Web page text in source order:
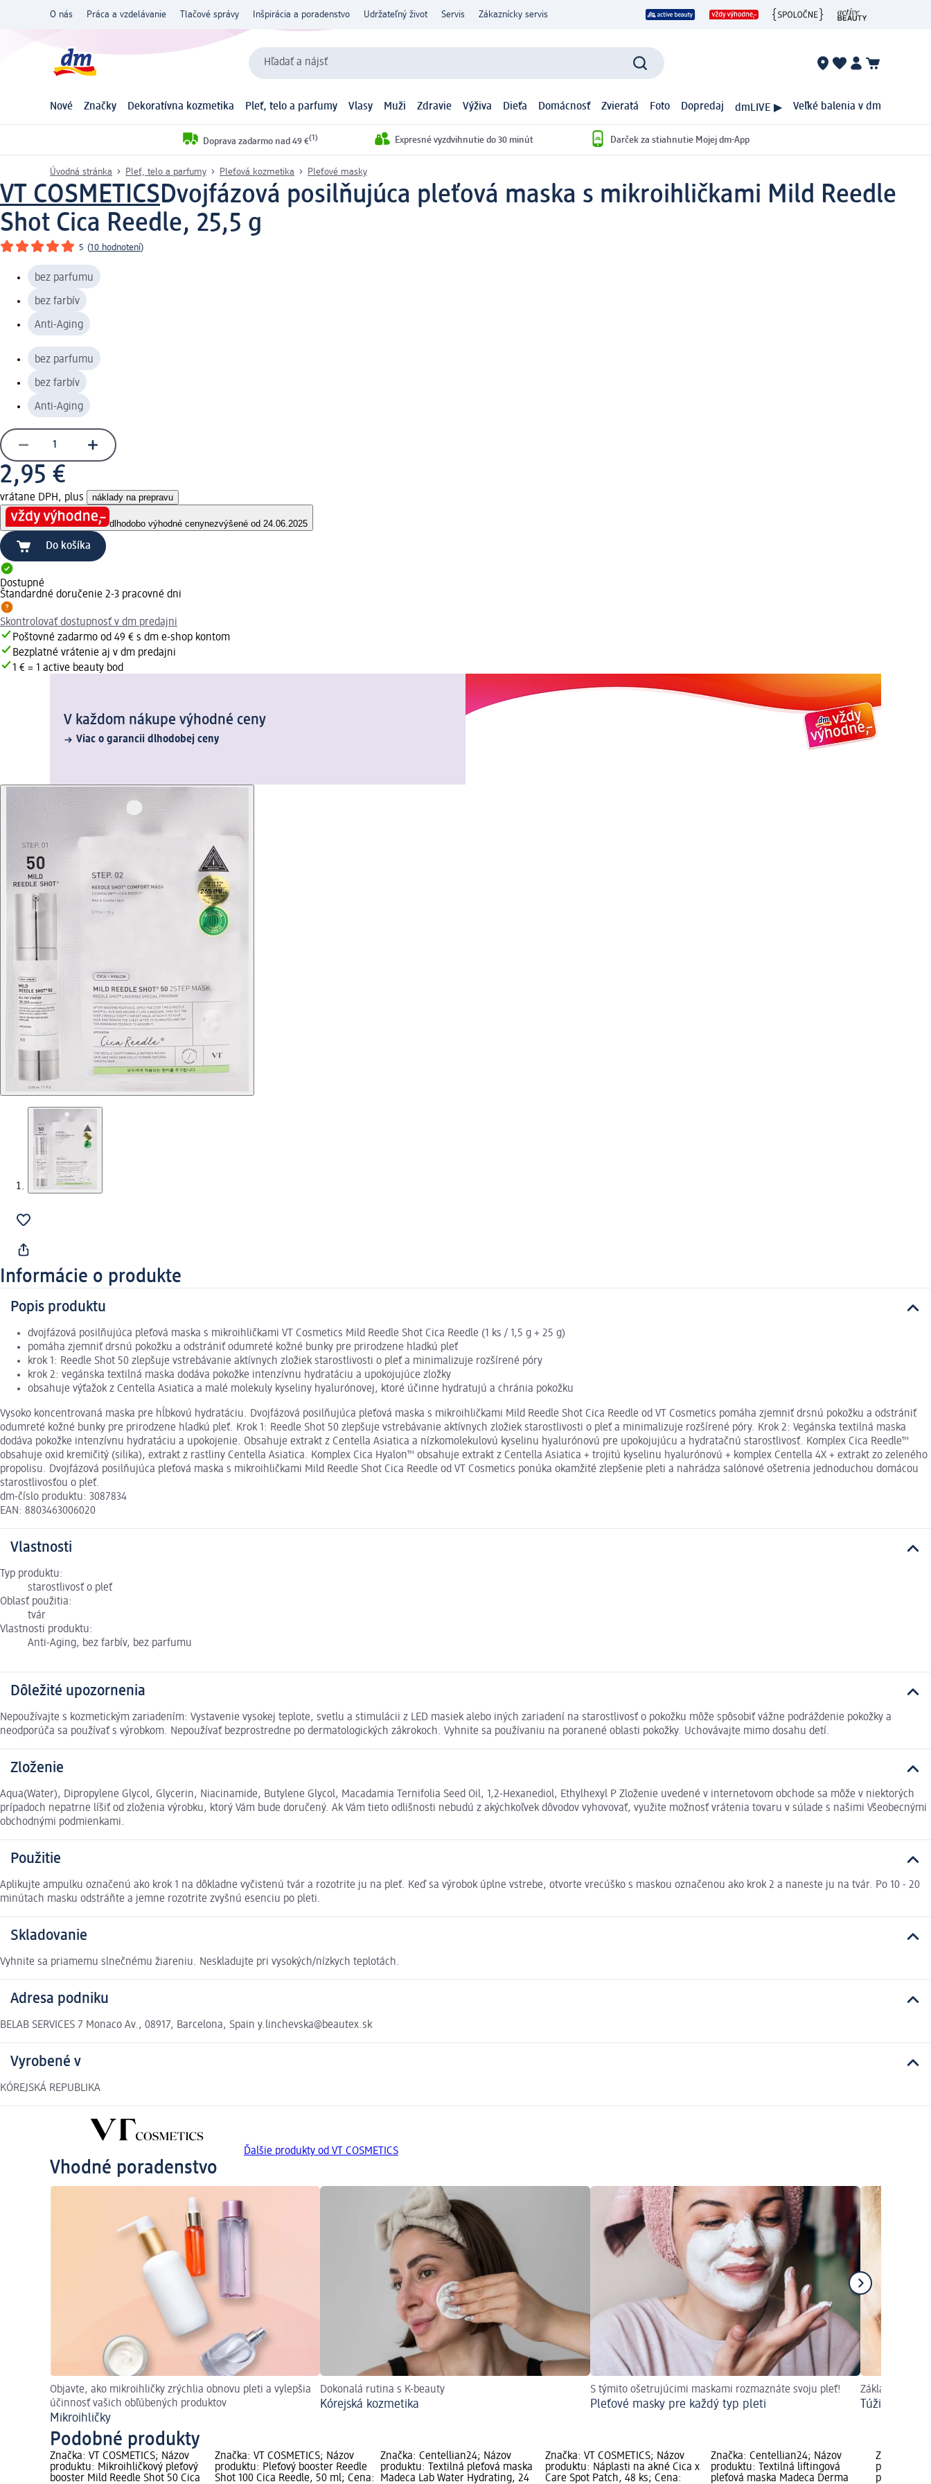
O nás Práca a vzdelávanie Tlačové správy Inšpirácia a poradenstvo Udržateľný život Servis Zákaznícky servis
Hľadať a nájsť
Nové Značky Dekoratívna kozmetika Pleť, telo a parfumy Vlasy Muži Zdravie Výživa Dieťa Domácnosť Zvieratá Foto Dopredaj dmLIVE ▶ Veľké balenia v dm
Doprava zadarmo nad 49 €(1) Expresné vyzdvihnutie do 30 minút Darček za stiahnutie Mojej dm-App
Úvodná stránka Pleť, telo a parfumy Pleťová kozmetika Pleťové masky
VT COSMETICSDvojfázová posilňujúca pleťová maska s mikroihličkami Mild Reedle
Shot Cica Reedle, 25,5 g
5 (10 hodnotení)
bez parfumu
bez farbív
Anti-Aging
bez parfumu
bez farbív
Anti-Aging
2,95 €
vrátane DPH, plus náklady na prepravu
dlhodobo výhodné cenynezvýšené od 24.06.2025
Do košíka
Dostupné
Štandardné doručenie 2-3 pracovné dni
Skontrolovať dostupnosť v dm predajni
Poštovné zadarmo od 49 € s dm e-shop kontom
Bezplatné vrátenie aj v dm predajni
1 € = 1 active beauty bod
V každom nákupe výhodné ceny
Viac o garancii dlhodobej ceny
Informácie o produkte
Popis produktu
dvojfázová posilňujúca pleťová maska s mikroihličkami VT Cosmetics Mild Reedle Shot Cica Reedle (1 ks / 1,5 g + 25 g)
pomáha zjemniť drsnú pokožku a odstrániť odumreté kožné bunky pre prirodzene hladkú pleť
krok 1: Reedle Shot 50 zlepšuje vstrebávanie aktívnych zložiek starostlivosti o pleť a minimalizuje rozšírené póry
krok 2: vegánska textilná maska dodáva pokožke intenzívnu hydratáciu a upokojujúce zložky
obsahuje výťažok z Centella Asiatica a malé molekuly kyseliny hyalurónovej, ktoré účinne hydratujú a chránia pokožku
Vysoko koncentrovaná maska pre hĺbkovú hydratáciu. Dvojfázová posilňujúca pleťová maska s mikroihličkami Mild Reedle Shot Cica Reedle od VT Cosmetics pomáha zjemniť drsnú pokožku a odstrániť
odumreté kožné bunky pre prirodzene hladkú pleť. Krok 1: Reedle Shot 50 zlepšuje vstrebávanie aktívnych zložiek starostlivosti o pleť a minimalizuje rozšírené póry. Krok 2: Vegánska textilná maska
dodáva pokožke intenzívnu hydratáciu a upokojenie. Obsahuje extrakt z Centella Asiatica a nízkomolekulovú kyselinu hyalurónovú pre upokojujúcu a hydratačnú starostlivosť. Komplex Cica Reedle™
obsahuje oxid kremičitý (silika), extrakt z rastliny Centella Asiatica. Komplex Cica Hyalon™ obsahuje extrakt z Centella Asiatica + trojitú kyselinu hyalurónovú + komplex Centella 4X + extrakt zo zeleného
propolisu. Dvojfázová posilňujúca pleťová maska s mikroihličkami Mild Reedle Shot Cica Reedle od VT Cosmetics ponúka okamžité zlepšenie pleti a nahrádza salónové ošetrenia jednoduchou domácou
starostlivosťou o pleť.
dm-číslo produktu: 3087834
EAN: 8803463006020
Vlastnosti
Typ produktu:
starostlivosť o pleť
Oblasť použitia:
tvár
Vlastnosti produktu:
Anti-Aging, bez farbív, bez parfumu
Dôležité upozornenia
Nepoužívajte s kozmetickým zariadením: Vystavenie vysokej teplote, svetlu a stimulácii z LED masiek alebo iných zariadení na starostlivosť o pokožku môže spôsobiť vážne podráždenie pokožky a
neodporúča sa používať s výrobkom. Nepoužívať bezprostredne po dermatologických zákrokoch. Vyhnite sa používaniu na poranené oblasti pokožky. Uchovávajte mimo dosahu detí.
Zloženie
Aqua(Water), Dipropylene Glycol, Glycerin, Niacinamide, Butylene Glycol, Macadamia Ternifolia Seed Oil, 1,2-Hexanediol, Ethylhexyl P Zloženie uvedené v internetovom obchode sa môže v niektorých
prípadoch nepatrne líšiť od zloženia výrobku, ktorý Vám bude doručený. Ak Vám tieto odlišnosti nebudú z akýchkoľvek dôvodov vyhovovať, využite možnosť vrátenia tovaru v súlade s našimi Všeobecnými
obchodnými podmienkami.
Použitie
Aplikujte ampulku označenú ako krok 1 na dôkladne vyčistenú tvár a rozotrite ju na pleť. Keď sa výrobok úplne vstrebe, otvorte vrecúško s maskou označenou ako krok 2 a naneste ju na tvár. Po 10 - 20
minútach masku odstráňte a jemne rozotrite zvyšnú esenciu po pleti.
Skladovanie
Vyhnite sa priamemu slnečnému žiareniu. Neskladujte pri vysokých/nízkych teplotách.
Adresa podniku
BELAB SERVICES 7 Monaco Av., 08917, Barcelona, Spain y.linchevska@beautex.sk
Vyrobené v
KÓREJSKÁ REPUBLIKA
Ďalšie produkty od VT COSMETICS
Vhodné poradenstvo
Objavte, ako mikroihličky zrýchlia obnovu pleti a vylepšia
účinnosť vašich obľúbených produktov
Mikroihličky
Dokonalá rutina s K-beauty
Kórejská kozmetika
S týmito ošetrujúcimi maskami rozmaznáte svoju pleť!
Pleťové masky pre každý typ pleti
Základom je
Túžite po
Podobné produkty
Značka: VT COSMETICS; Názov
produktu: Mikroihličkový pleťový
booster Mild Reedle Shot 50 Cica
Značka: VT COSMETICS; Názov
produktu: Pleťový booster Reedle
Shot 100 Cica Reedle, 50 ml; Cena:
Značka: Centellian24; Názov
produktu: Textilná pleťová maska
Madeca Lab Water Hydrating, 24
Značka: VT COSMETICS; Názov
produktu: Náplasti na akné Cica x
Care Spot Patch, 48 ks; Cena:
Značka: Centellian24; Názov
produktu: Textilná liftingová
pleťová maska Madeca Derma
Značka:
produktu:
pleťová